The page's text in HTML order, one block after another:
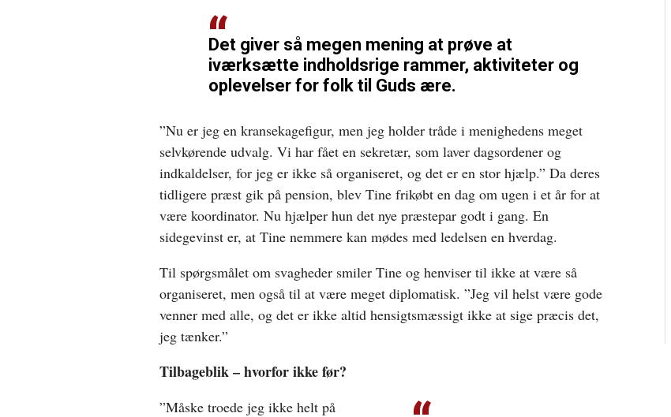
Det giver så megen mening at prøve at
iværksætte indholdsrige rammer, aktiviteter og
oplevelser for folk til Guds ære.
”Nu er jeg en kransekagefigur, men jeg holder tråde i menighedens meget
selvkørende udvalg. Vi har fået en sekretær, som laver dagsordener og
indkaldelser, for jeg er ikke så organiseret, og det er en stor hjælp.” Da deres
tidligere præst gik på pension, blev Tine frikøbt en dag om ugen i et år for at
være koordinator. Nu hjælper hun det nye præstepar godt i gang. En
sidegevinst er, at Tine nemmere kan mødes med ledelsen en hverdag.
Til spørgsmålet om svagheder smiler Tine og henviser til ikke at være så
organiseret, men også til at være meget diplomatisk. ”Jeg vil helst være gode
venner med alle, og det er ikke altid hensigtsmæssigt ikke at sige præcis det,
jeg tænker.”
Tilbageblik – hvorfor ikke før?
”Måske troede jeg ikke helt på